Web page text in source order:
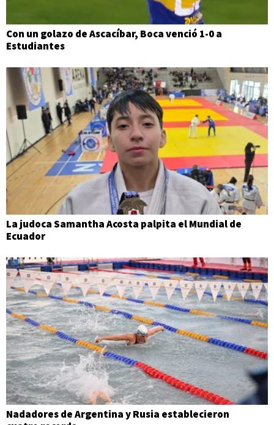
Con un golazo de Ascacíbar, Boca venció 1-0 a
Estudiantes
La judoca Samantha Acosta palpita el Mundial de
Ecuador
Nadadores de Argentina y Rusia establecieron